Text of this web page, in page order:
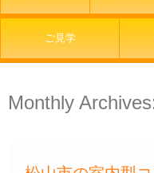
ご見学
Monthly